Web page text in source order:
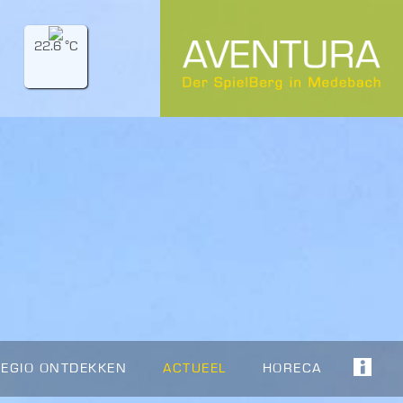
22.6 °C
ONTDEKKEN ACTUEEL HORECA